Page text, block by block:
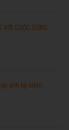
VỚI CUỘC SỐNG
ảnh kỷ niệm